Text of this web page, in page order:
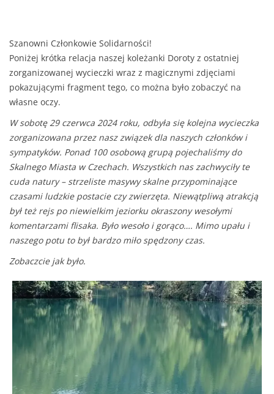
Szanowni Członkowie Solidarności!
Poniżej krótka relacja naszej koleżanki Doroty z ostatniej
zorganizowanej wycieczki wraz z magicznymi zdjęciami
pokazującymi fragment tego, co można było zobaczyć na
własne oczy.
W sobotę 29 czerwca 2024 roku, odbyła się kolejna wycieczka
zorganizowana przez nasz związek dla naszych członków i
sympatyków. Ponad 100 osobową grupą pojechaliśmy do
Skalnego Miasta w Czechach. Wszystkich nas zachwyciły te
cuda natury – strzeliste masywy skalne przypominające
czasami ludzkie postacie czy zwierzęta. Niewątpliwą atrakcją
był też rejs po niewielkim jeziorku okraszony wesołymi
komentarzami flisaka. Było wesoło i gorąco…. Mimo upału i
naszego potu to był bardzo miło spędzony czas.
Zobaczcie jak było.